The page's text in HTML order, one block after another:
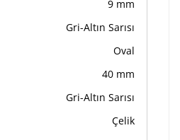
9 mm
Gri-Altın Sarısı
Oval
40 mm
Gri-Altın Sarısı
Çelik